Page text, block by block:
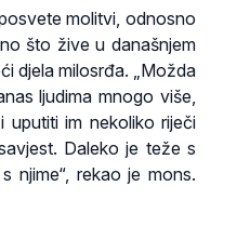
molitvi, odnosno
što žive u današnjem
djela milosrđa. „Možda
ljudima mnogo više,
uputiti im nekoliko riječi
Daleko je teže s
njime“, rekao je mons.